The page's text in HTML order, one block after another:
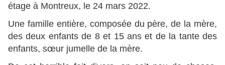
étage à Montreux, le 24 mars 2022.
Une famille entière, composée du père, de la mère,
des deux enfants de 8 et 15 ans et de la tante des
enfants, sœur jumelle de la mère.